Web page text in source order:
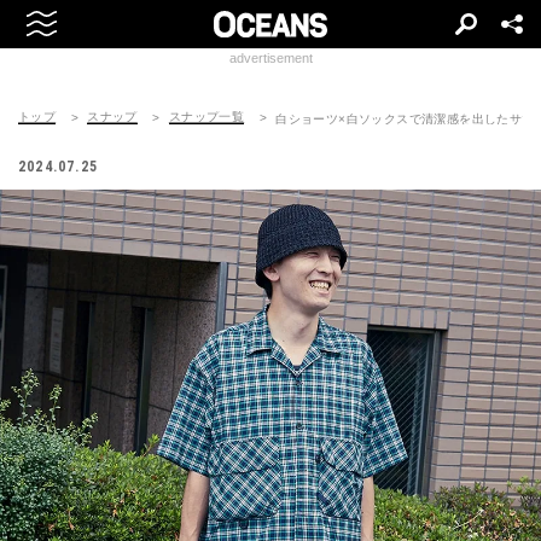
advertisement
トップ スナップ スナップ一覧 白ショーツ×白ソックスで清潔感を出したサマ
2024.07.25